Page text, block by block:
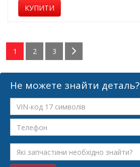
КУПИТИ
1 2 3
Не можете знайти деталь?